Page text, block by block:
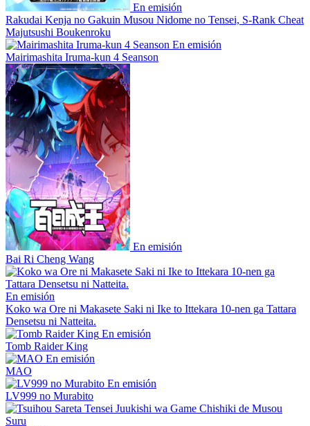
En emisión
Rakudai Kenja no Gakuin Musou Nidome no Tensei, S-Rank Cheat
Majutsushi Boukenroku
En emisión
Mairimashita Iruma-kun 4 Seanson
En emisión
Bai Ri Cheng Wang
En emisión
Koko wa Ore ni Makasete Saki ni Ike to Ittekara 10-nen ga Tattara
Densetsu ni Natteita.
En emisión
Tomb Raider King
En emisión
MAO
En emisión
LV999 no Murabito